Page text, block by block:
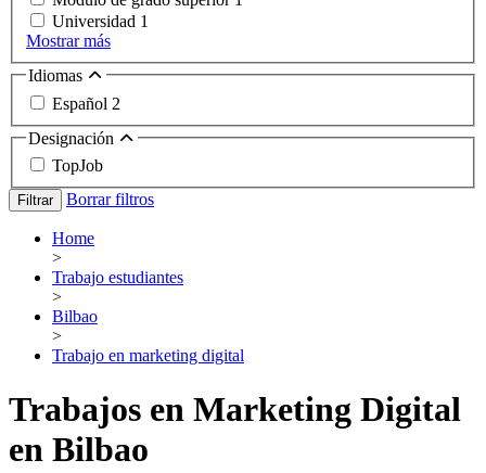
Universidad 1
Mostrar más
Idiomas
Español 2
Designación
TopJob
Filtrar Borrar filtros
Home
>
Trabajo estudiantes
>
Bilbao
>
Trabajo en marketing digital
Trabajos en Marketing Digital
en Bilbao